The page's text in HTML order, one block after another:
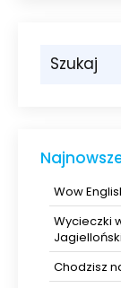
Wow
Wycieczki
Chodzisz